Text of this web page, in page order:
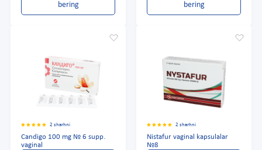
bering
bering
2 sharhni
Candigo 100 mg № 6 supp.
vaginal
2 sharhni
Nistafur vaginal kapsulalar
№8